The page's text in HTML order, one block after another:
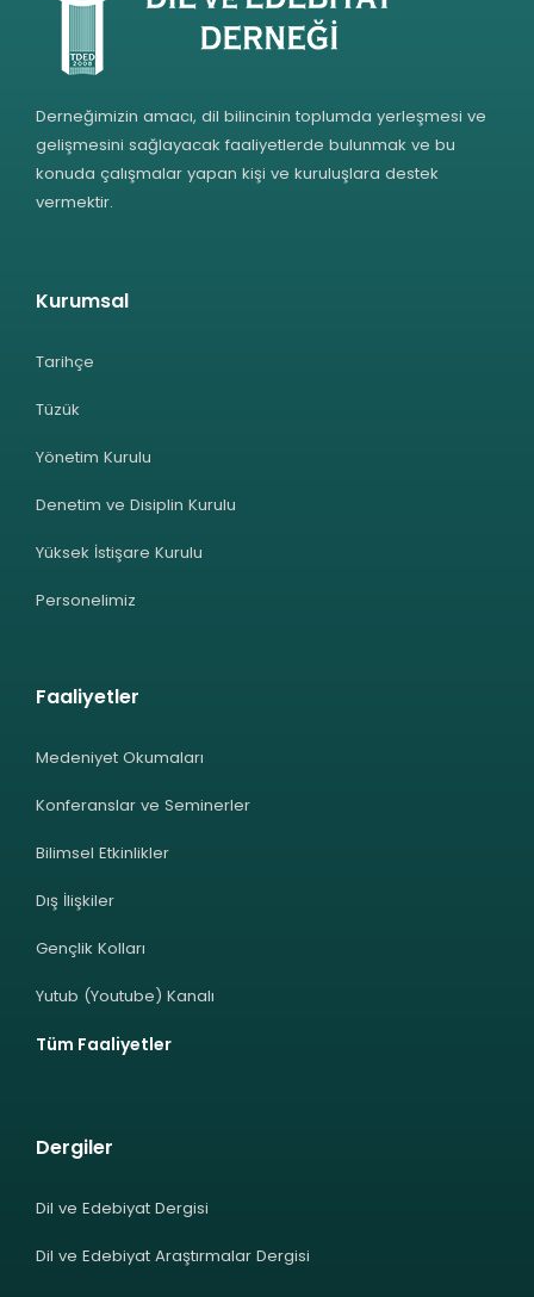
Derneğimizin amacı, dil bilincinin toplumda yerleşmesi ve
gelişmesini sağlayacak faaliyetlerde bulunmak ve bu
konuda çalışmalar yapan kişi ve kuruluşlara destek
vermektir.
Kurumsal
Tarihçe
Tüzük
Yönetim Kurulu
Denetim ve Disiplin Kurulu
Yüksek İstişare Kurulu
Personelimiz
Faaliyetler
Medeniyet Okumaları
Konferanslar ve Seminerler
Bilimsel Etkinlikler
Dış İlişkiler
Gençlik Kolları
Yutub (Youtube) Kanalı
Tüm Faaliyetler
Dergiler
Dil ve Edebiyat Dergisi
Dil ve Edebiyat Araştırmalar Dergisi